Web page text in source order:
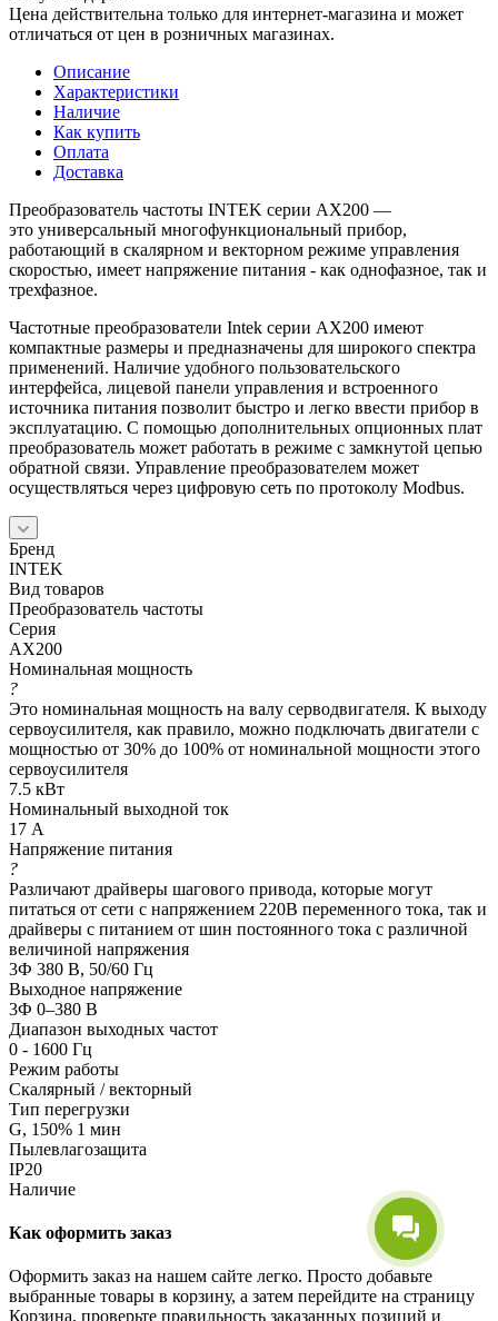
Цена действительна только для интернет-магазина и может
отличаться от цен в розничных магазинах.
Описание
Характеристики
Наличие
Как купить
Оплата
Доставка
Преобразователь частоты INTEK серии AX200 —
это универсальный многофункциональный прибор,
работающий в скалярном и векторном режиме управления
скоростью, имеет напряжение питания - как однофазное, так и
трехфазное.
Частотные преобразователи Intek серии AX200 имеют
компактные размеры и предназначены для широкого спектра
применений. Наличие удобного пользовательского
интерфейса, лицевой панели управления и встроенного
источника питания позволит быстро и легко ввести прибор в
эксплуатацию. С помощью дополнительных опционных плат
преобразователь может работать в режиме с замкнутой цепью
обратной связи. Управление преобразователем может
осуществляться через цифровую сеть по протоколу Modbus.
Бренд
INTEK
Вид товаров
Преобразователь частоты
Серия
AX200
Номинальная мощность
?
Это номинальная мощность на валу серводвигателя. К выходу
сервоусилителя, как правило, можно подключать двигатели с
мощностью от 30% до 100% от номинальной мощности этого
сервоусилителя
7.5 кВт
Номинальный выходной ток
17 А
Напряжение питания
?
Различают драйверы шагового привода, которые могут
питаться от сети с напряжением 220В переменного тока, так и
драйверы с питанием от шин постоянного тока с различной
величиной напряжения
3Ф 380 В, 50/60 Гц
Выходное напряжение
3Ф 0–380 В
Диапазон выходных частот
0 - 1600 Гц
Режим работы
Скалярный / векторный
Тип перегрузки
G, 150% 1 мин
Пылевлагозащита
IP20
Наличие
Как оформить заказ
Оформить заказ на нашем сайте легко. Просто добавьте
выбранные товары в корзину, а затем перейдите на страницу
Корзина, проверьте правильность заказанных позиций и